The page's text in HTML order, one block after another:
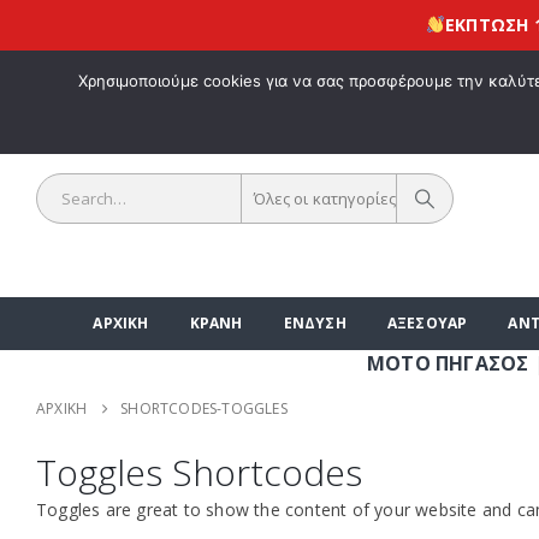
ΚΑΛΩΣ
Όλες οι κατηγορίες
ΑΡΧΙΚΗ ΚΡΑΝΗ ΕΝΔΥΣΗ ΑΞΕΣΟΥΑΡ
ΜΟΤΟ ΠΗΓΑΣΟΣ |
ΑΡΧΙΚΉ SHORTCODES-TOGGLES
Toggles Shortcodes
Toggles are great to show the content of your website and
ΕΚΠΤΩΣΗ 10%
Χρησιμοποιούμε cookies για να σας προσφέρουμε την